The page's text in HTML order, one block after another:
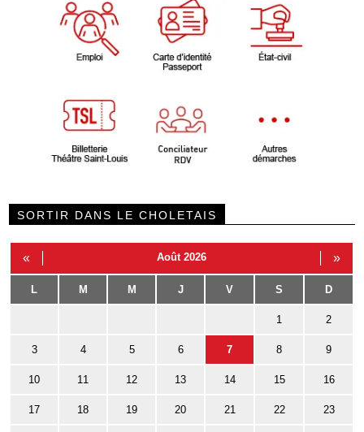
SORTIR DANS LE CHOLETAIS
« Août 2026 »
L M M J V S D
1 2
3 4 5 6 7 8 9
10 11 12 13 14 15 16
17 18 19 20 21 22 23